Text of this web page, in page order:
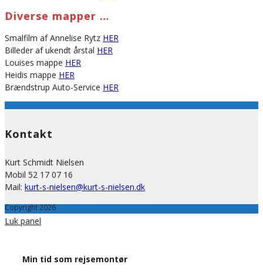
Diverse mapper …
Smalfilm af Annelise Rytz HER
Billeder af ukendt årstal HER
Louises mappe HER
Heidis mappe HER
Brændstrup Auto-Service HER
Kontakt
Kurt Schmidt Nielsen
Mobil 52 17 07 16
Mail: kurt-s-nielsen@kurt-s-nielsen.dk
Copyright 2026
Luk panel
Min tid som rejsemontør